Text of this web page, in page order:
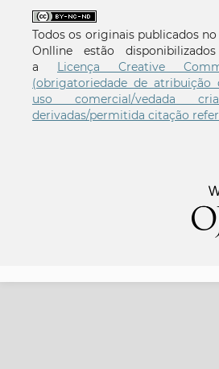
Todos os originais publicados
Onlline estão
a
Licença Creative
(obrigatoriedade de atribuição
uso comercial/vedada
derivadas/permitida citação